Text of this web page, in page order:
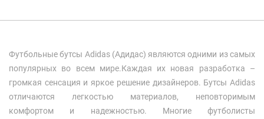
Футбольные бутсы Adidas (Адидас) являются одними из самых
популярных во всем мире.Каждая их новая разработка –
громкая сенсация и яркое решение дизайнеров. Бутсы Adidas
отличаются легкостью материалов, неповторимым
комфортом и надежностью. Многие футболисты